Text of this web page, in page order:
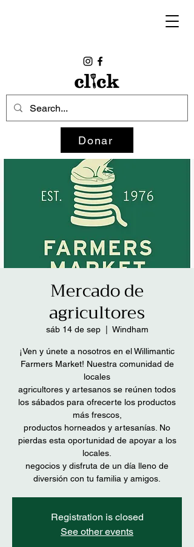
Donar
Mercado de
agricultores
sáb 14 de sep
  |
Windham
¡Ven y únete a nosotros en el Willimantic
Farmers Market! Nuestra comunidad de
locales
agricultores y artesanos se reúnen todos
los sábados para ofrecerte los productos
más frescos,
productos horneados y artesanías. No
pierdas esta oportunidad de apoyar a los
locales.
negocios y disfruta de un día lleno de
diversión con tu familia y amigos.
Registration is closed
See other events